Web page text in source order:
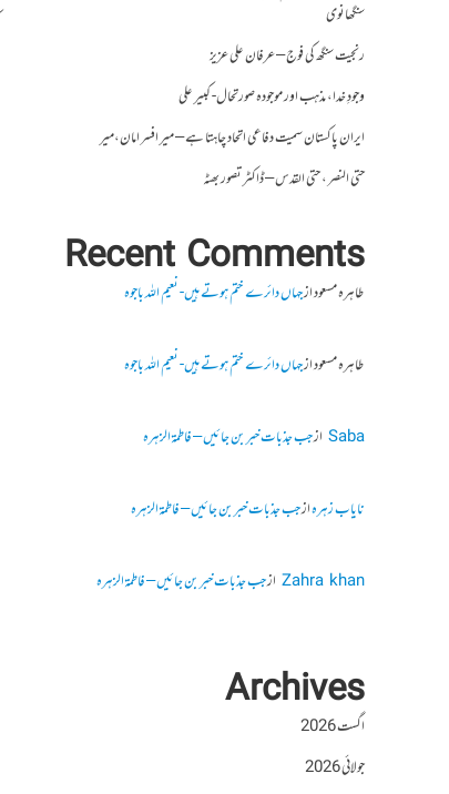
سنگھانوی
رنجیت سنگھ کی فوج – عرفان علی عزیز
وجودِ خدا، مذہب اور موجودہ صورتحال- کبیر علی
ایران پاکستان سمیت دفاعی اتحاد چاہتا ہے – میر افسر امان،میر
حتی النصر ، حتی القدس – ڈاکٹر تصور بھٹہ
Recent Comments
طاہرہ مسعودازجہاں دائرے ختم ہوتے ہیں- نعیم اللہ باجوہ
طاہرہ مسعودازجہاں دائرے ختم ہوتے ہیں- نعیم اللہ باجوہ
Sabaازجب جذبات خبر بن جائیں – فاطمۃالزہرہ
نایاب زہرہازجب جذبات خبر بن جائیں – فاطمۃالزہرہ
Zahra khanازجب جذبات خبر بن جائیں – فاطمۃالزہرہ
Archives
اگست 2026
جولائی 2026